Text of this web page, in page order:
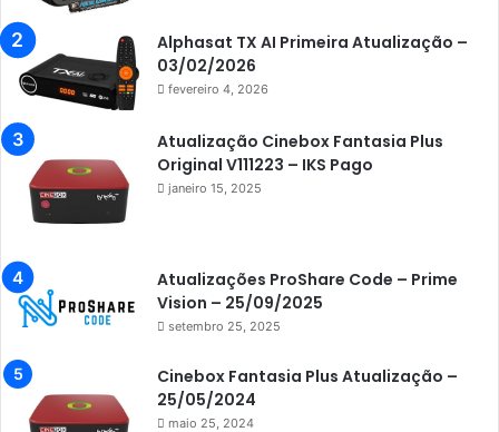
Azamerica Champions
Azamerica Champions IPTV
Azamerica Extremo IPTV
Azamerica F92 Plus
Azamerica Gold
Azamerica i7 IPTV
Azamerica King
Azamerica King GX PRO
Azamerica King IPTV
Alphasat TX AI Primeira Atualização –
03/02/2026
fevereiro 4, 2026
Atualização Cinebox Fantasia Plus
Original V111223 – IKS Pago
janeiro 15, 2025
Atualizações ProShare Code – Prime
Vision – 25/09/2025
setembro 25, 2025
Cinebox Fantasia Plus Atualização –
25/05/2024
maio 25, 2024